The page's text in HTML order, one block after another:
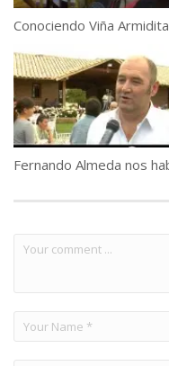
Conociendo Viña Armidita